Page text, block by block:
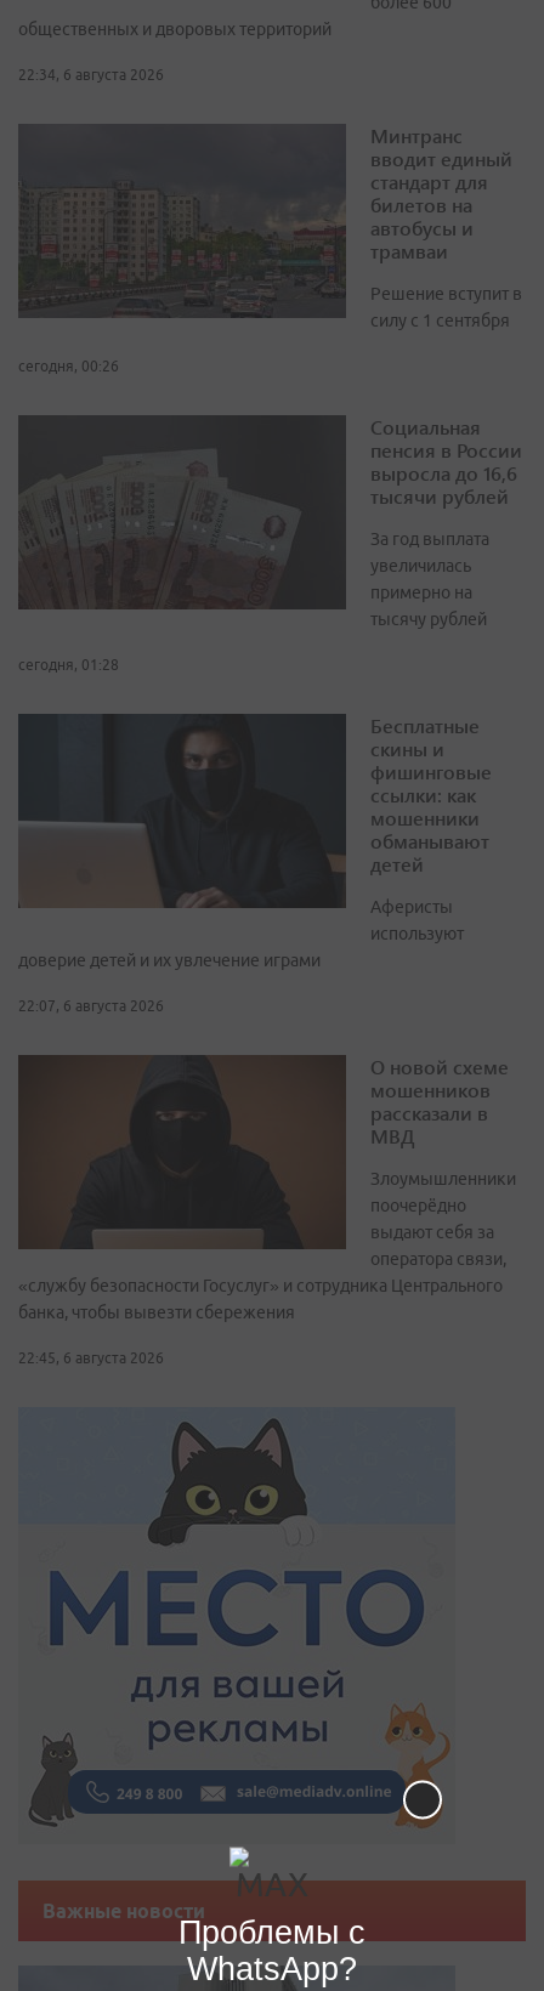
общественных и дворовых территорий
22:34, 6 августа 2026
Минтранс
вводит единый
стандарт для
билетов на
автобусы и
трамваи
Решение вступит в
силу с 1 сентября
сегодня, 00:26
Социальная
пенсия в России
выросла до 16,6
тысячи рублей
За год выплата
увеличилась
примерно на
тысячу рублей
сегодня, 01:28
Бесплатные
скины и
фишинговые
ссылки: как
мошенники
обманывают
детей
Аферисты
используют
доверие детей и их увлечение играми
22:07, 6 августа 2026
О новой схеме
мошенников
рассказали в
МВД
Злоумышленники
поочерёдно
выдают себя за
оператора связи,
«службу безопасности Госуслуг» и сотрудника Центрального
банка, чтобы вывезти сбережения
22:45, 6 августа 2026
Важные новости
Проблемы с
WhatsApp?